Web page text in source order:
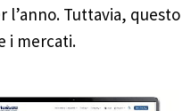
l’anno. Tuttavia, questo
i mercati.